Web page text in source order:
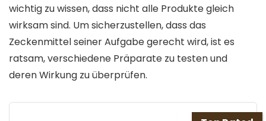
wichtig zu wissen, dass nicht alle Produkte gleich
wirksam sind. Um sicherzustellen, dass das
Zeckenmittel seiner Aufgabe gerecht wird, ist es
ratsam, verschiedene Präparate zu testen und
deren Wirkung zu überprüfen.